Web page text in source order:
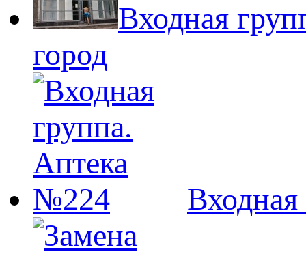
Входная
город